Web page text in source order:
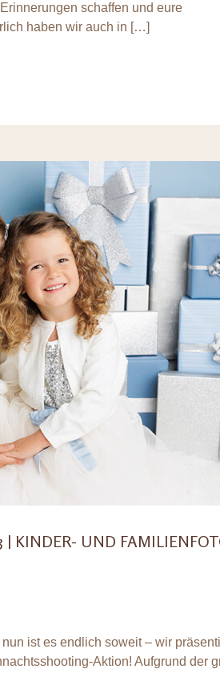
schaffen und eure
haben wir auch in […]
KINDER- UND
ist es endlich soweit – wir
Aktion! Aufgrund der